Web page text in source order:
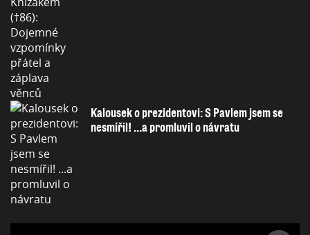
Kalousek o prezidentovi: S Pavlem jsem se
nesmířil! ...a promluvil o návratu